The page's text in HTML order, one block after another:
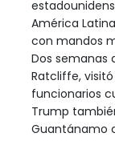
América
con mandos
Dos semanas
Ratcliffe,
funcionarios
Trump
Guantánamo